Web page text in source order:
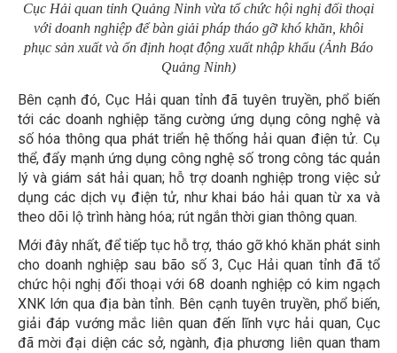
Cục Hải quan tỉnh Quảng Ninh vừa tổ chức hội nghị đối thoại
với doanh nghiệp để bàn giải pháp tháo gỡ khó khăn, khôi
phục sản xuất và ổn định hoạt động xuất nhập khẩu (Ảnh Báo
Quảng Ninh)
Bên cạnh đó, Cục Hải quan tỉnh đã tuyên truyền, phổ biến
tới các doanh nghiệp tăng cường ứng dụng công nghệ và
số hóa thông qua phát triển hệ thống hải quan điện tử. Cụ
thể, đẩy mạnh ứng dụng công nghệ số trong công tác quản
lý và giám sát hải quan; hỗ trợ doanh nghiệp trong việc sử
dụng các dịch vụ điện tử, như khai báo hải quan từ xa và
theo dõi lộ trình hàng hóa; rút ngắn thời gian thông quan.
Mới đây nhất, để tiếp tục hỗ trợ, tháo gỡ khó khăn phát sinh
cho doanh nghiệp sau bão số 3, Cục Hải quan tỉnh đã tổ
chức hội nghị đối thoại với 68 doanh nghiệp có kim ngạch
XNK lớn qua địa bàn tỉnh. Bên cạnh tuyên truyền, phổ biến,
giải đáp vướng mắc liên quan đến lĩnh vực hải quan, Cục
đã mời đại diện các sở, ngành, địa phương liên quan tham